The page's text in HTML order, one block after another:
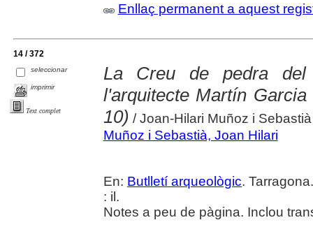
Enllaç permanent a aquest
14 / 372
seleccionar
imprimir
Text complet
La Creu de pedra del
l'arquitecte Martín
10) / Joan-Hilari Muñoz i Sebastià
Muñoz i Sebastià, Joan Hilari
En: Butlletí arqueològic.
: il.
Notes a peu de pàgina. Inclou